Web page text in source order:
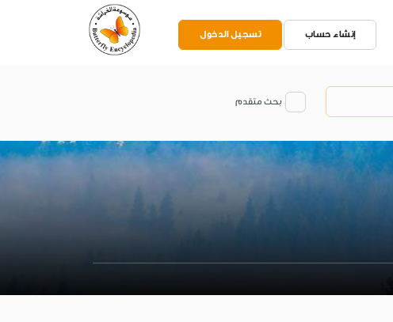
إنشاء حساب تسجيل الدخول
بحث متقدم